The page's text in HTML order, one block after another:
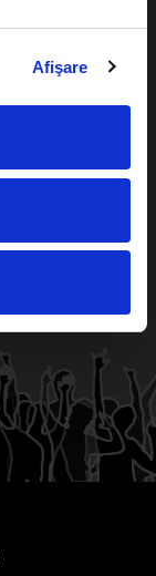
Afişare